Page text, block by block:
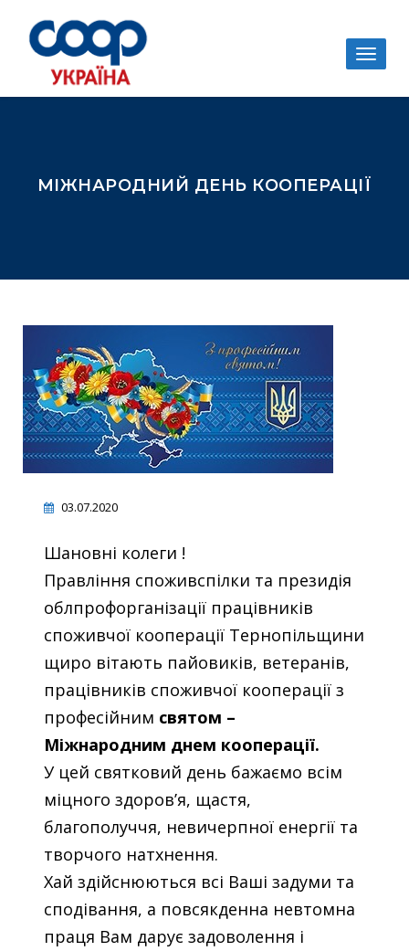
МІЖНАРОДНИЙ ДЕНЬ КООПЕРАЦІЇ
03.07.2020
Шановні колеги !
Правління споживспілки та президія
облпрофорганізації працівників
споживчої кооперації Тернопільщини
щиро вітають пайовиків, ветеранів,
працівників споживчої кооперації з
професійним святом –
Міжнародним днем кооперації.
У цей святковий день бажаємо всім
міцного здоров’я, щастя,
благополуччя, невичерпної енергії та
творчого натхнення.
Хай здійснюються всі Ваші задуми та
сподівання, а повсякденна невтомна
праця Вам дарує задоволення і